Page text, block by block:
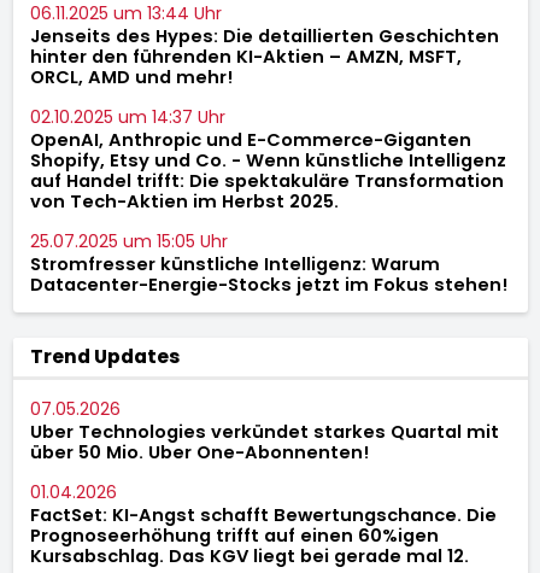
06.11.2025 um 13:44 Uhr
Jenseits des Hypes: Die detaillierten Geschichten
hinter den führenden KI-Aktien – AMZN, MSFT,
ORCL, AMD und mehr!
02.10.2025 um 14:37 Uhr
OpenAI, Anthropic und E-Commerce-Giganten
Shopify, Etsy und Co. - Wenn künstliche Intelligenz
auf Handel trifft: Die spektakuläre Transformation
von Tech-Aktien im Herbst 2025.
25.07.2025 um 15:05 Uhr
Stromfresser künstliche Intelligenz: Warum
Datacenter-Energie-Stocks jetzt im Fokus stehen!
Trend Updates
07.05.2026
Uber Technologies verkündet starkes Quartal mit
über 50 Mio. Uber One-Abonnenten!
01.04.2026
FactSet: KI-Angst schafft Bewertungschance. Die
Prognoseerhöhung trifft auf einen 60%igen
Kursabschlag. Das KGV liegt bei gerade mal 12.